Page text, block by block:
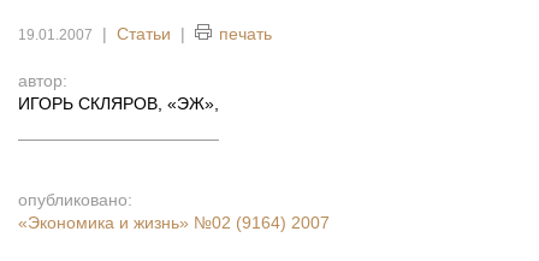
19.01.2007 | Статьи | печать
автор:
ИГОРЬ СКЛЯРОВ, «ЭЖ»
опубликовано:
«Экономика и жизнь» №02 (9164) 2007